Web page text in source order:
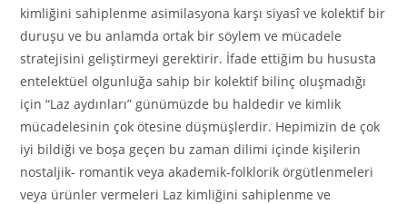
kimliğini sahiplenme asimilasyona karşı siyasî ve kolektif bir
duruşu ve bu anlamda ortak bir söylem ve mücadele
stratejisini geliştirmeyi gerektirir. İfade ettiğim bu hususta
entelektüel olgunluğa sahip bir kolektif bilinç oluşmadığı
için “Laz aydınları” günümüzde bu haldedir ve kimlik
mücadelesinin çok ötesine düşmüşlerdir. Hepimizin de çok
iyi bildiği ve boşa geçen bu zaman dilimi içinde kişilerin
nostaljik- romantik veya akademik-folklorik örgütlenmeleri
veya ürünler vermeleri Laz kimliğini sahiplenme ve